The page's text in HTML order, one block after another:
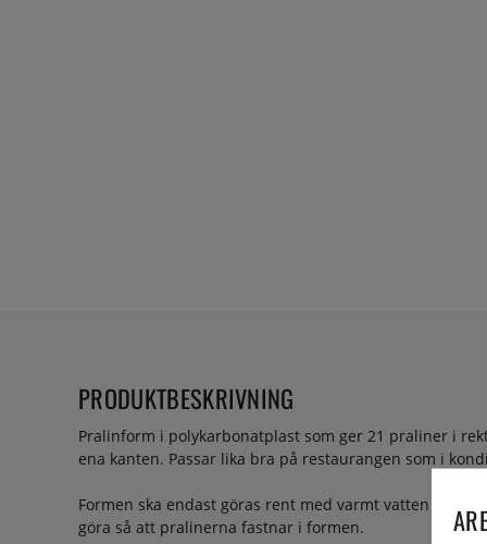
PRODUKTBESKRIVNING
Pralinform i polykarbonatplast som ger 21 praliner i
ena kanten. Passar lika bra på restaurangen som i
Formen ska endast göras rent med varmt vatten –
göra så att pralinerna fastnar i formen.